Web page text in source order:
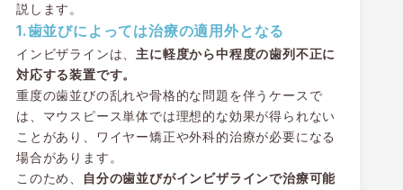
説します。
1.歯並びによっては治療の適用外となる
インビザラインは、 主に軽度から中程度の歯列不正に
対応する装置です。
重度の歯並びの乱れや骨格的な問題を伴うケースで
は、マウスピース単体では理想的な効果が得られない
ことがあり、ワイヤー矯正や外科的治療が必要になる
場合があります。
このため、
自分の歯並びがインビザラインで治療可能